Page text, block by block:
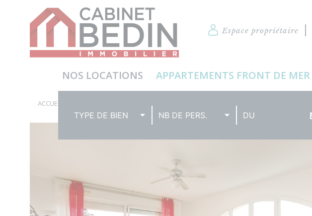
Espace propriétaire
NOS LOCATIONS APPARTEMENTS FRONT DE MER
TYPE DE BIEN NB DE PERS.
ACCUEIL